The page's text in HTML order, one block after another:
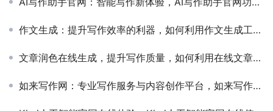
作文生成：提升写作效率的利器，如何利用作文生成工具提高写作能力
文章润色在线生成，提升写作质量，如何利用在线文章润色工具优化你的写作内容
如来写作网：专业写作服务与内容创作平台，如来写作网如何提升你的写作效率与内容质量